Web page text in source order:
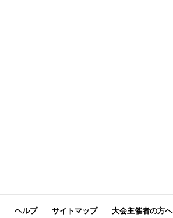
ヘルプ サイトマップ 大会主催者の方へ